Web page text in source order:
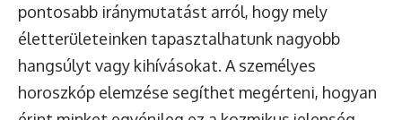
pontosabb iránymutatást arról, hogy mely
életterületeinken tapasztalhatunk nagyobb
hangsúlyt vagy kihívásokat. A személyes
horoszkóp elemzése segíthet megérteni, hogyan